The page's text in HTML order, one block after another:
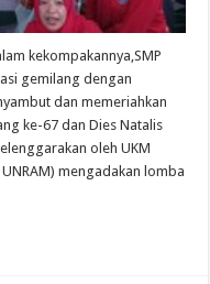
kekompakannya,SMP
gemilang dengan
dan memeriahkan
ke-67 dan Dies Natalis
oleh UKM
mengadakan lomba